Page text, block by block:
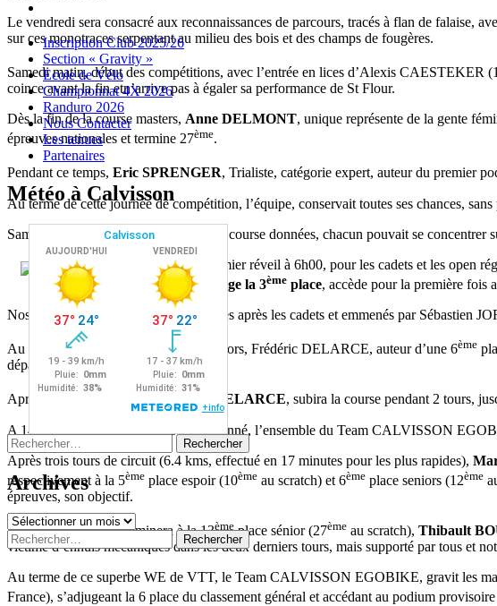
Menu
Widgets
Recherche
Aller
contenu
Inscription Club 2025/26
Section « Gravity »
Ecole de Vélo
Championnat 4X 2026
Randuro 2026
Nous Contacter
Les tenues
Partenaires
Météo à Calvisson
Rechercher :
Archives
Archives
Rechercher :
Le vendredi sera consacré aux reconnaissances de parcours, tracés à flan de falaise,
sur ces monotraces serpentant au milieu des bois et des champs de fougères.
Samedi matin, début des compétitions, avec l’entrée en lices d’Alexis CAESTEKER
coince avant la fin etn’arrive pas à égaler sa performance de St Flour.
Dès la fin de la course masters, Anne DELMONT, unique représente de la gente
épreuves nationales et termine 27ème.
Pendant ce temps, Eric SPRENGER, Trialiste, catégorie expert, auteur du premier
Au terme de cette journée de compétition, l’équipe, conservait toutes ses chances,
Samedi soir, les dernières consignes de course données, chacun pouvait se concentrer
Dimanche matin, premier réveil à 6h00, pour les cadets et les open
KORETSKY, s’adjuge la 3ème place, accède pour la première fois
Nos open régionaux, partis cinq minutes après les cadets et emmenés par Sébastien
Au terme de ces deux courses, nos juniors, Frédéric DELARCE, auteur d’une 6ème
départ.
Après un excellent départ,Frédéric DELARCE, subira la course pendant 2 tours,
A 14h00, le départ de la course élite donné, l’ensemble du Team CALVISSON
Après trois tours de circuit (6.4 kms, effectué en 17 minutes pour les plus rapides),
respectivement à la 5ème place espoir (10ème au scratch) et 6ème place seniors (12ème
épreuves, son objectif.
Thomas BOUTINterminera à la 13èmeplace sénior (27ème au scratch), Thibault
victime d’ennuis mécaniques dans les deux derniers tours, mais supporté par tous et
Au terme de ce superbe WE de VTT, le Team CALVISSON EGOBIKE, gravit les
France), s’adjugeant la 6 place du classement général et accédant au podium